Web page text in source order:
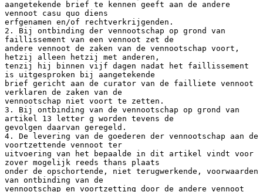
aangetekende brief te kennen geeft aan de andere
vennoot casu quo diens
erfgenamen en/of rechtverkrijgenden.
2. Bij ontbinding der vennootschap op grond van
faillissement van een vennoot zet de
andere vennoot de zaken van de vennootschap voort,
hetzij alleen hetzij met anderen,
tenzij hij binnen vijf dagen nadat het faillissement
is uitgesproken bij aangetekende
brief gericht aan de curator van de failliete vennoot
verklaren de zaken van de
vennootschap niet voort te zetten.
3. Bij ontbinding van de vennootschap op grond van
artikel 13 letter g worden tevens de
gevolgen daarvan geregeld.
4. De levering van de goederen der vennootschap aan de
voortzettende vennoot ter
uitvoering van het bepaalde in dit artikel vindt voor
zover mogelijk reeds thans plaats
onder de opschortende, niet terugwerkende, voorwaarden
van ontbinding van de
vennootschap en voortzetting door de andere vennoot